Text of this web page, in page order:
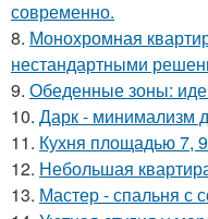
современно.
8. Монохромная
нестандартными
9. Обеденные зоны:
10. Дарк - минимализм
11. Кухня площадью 7,
12. Небольшая
13. Мастер - спальня с